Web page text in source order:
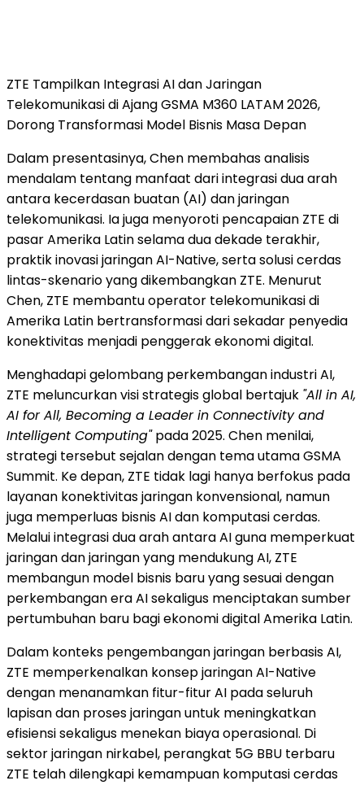
ZTE Tampilkan Integrasi AI dan Jaringan
Telekomunikasi di Ajang GSMA M360 LATAM 2026,
Dorong Transformasi Model Bisnis Masa Depan
Dalam presentasinya, Chen membahas analisis
mendalam tentang manfaat dari integrasi dua arah
antara kecerdasan buatan (AI) dan jaringan
telekomunikasi. Ia juga menyoroti pencapaian ZTE di
pasar Amerika Latin selama dua dekade terakhir,
praktik inovasi jaringan AI-Native, serta solusi cerdas
lintas-skenario yang dikembangkan ZTE. Menurut
Chen, ZTE membantu operator telekomunikasi di
Amerika Latin bertransformasi dari sekadar penyedia
konektivitas menjadi penggerak ekonomi digital.
Menghadapi gelombang perkembangan industri AI,
ZTE meluncurkan visi strategis global bertajuk "All in AI,
AI for All, Becoming a Leader in Connectivity and
Intelligent Computing"pada 2025. Chen menilai,
strategi tersebut sejalan dengan tema utama GSMA
Summit. Ke depan, ZTE tidak lagi hanya berfokus pada
layanan konektivitas jaringan konvensional, namun
juga memperluas bisnis AI dan komputasi cerdas.
Melalui integrasi dua arah antara AI guna memperkuat
jaringan dan jaringan yang mendukung AI, ZTE
membangun model bisnis baru yang sesuai dengan
perkembangan era AI sekaligus menciptakan sumber
pertumbuhan baru bagi ekonomi digital Amerika Latin.
Dalam konteks pengembangan jaringan berbasis AI,
ZTE memperkenalkan konsep jaringan AI-Native
dengan menanamkan fitur-fitur AI pada seluruh
lapisan dan proses jaringan untuk meningkatkan
efisiensi sekaligus menekan biaya operasional. Di
sektor jaringan nirkabel, perangkat 5G BBU terbaru
ZTE telah dilengkapi kemampuan komputasi cerdas